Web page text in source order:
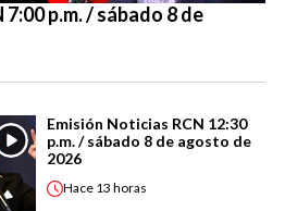
p.m. / sábado 8 de
Emisión Noticias RCN 12:30
p.m. / sábado 8 de agosto de
2026
Hace 13 horas